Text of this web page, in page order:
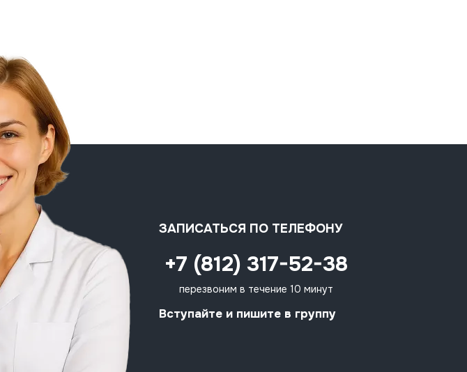
ЗАПИСАТЬСЯ ПО ТЕЛЕФОНУ
+7 (812) 317-52-38
перезвоним в течение 10 минут
Вступайте и пишите в группу